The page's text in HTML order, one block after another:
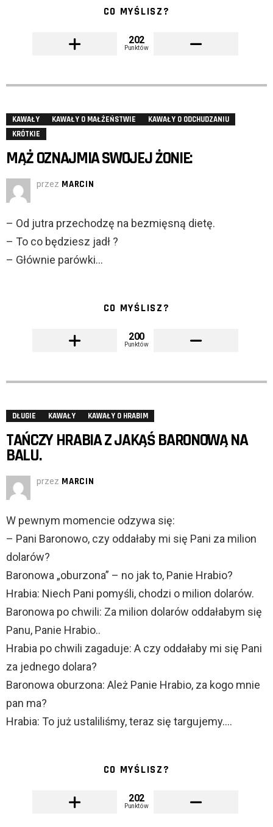
CO MYŚLISZ?
202
Punktów
KAWAŁY KAWAŁY O MAŁŻEŃSTWIE
KAWAŁY O ODCHUDZANIU
KRÓTKIE
MĄŻ OZNAJMIA SWOJEJ ŻONIE:
przez MARCIN
– Od jutra przechodzę na bezmięsną dietę.
– To co będziesz jadł ?
– Głównie parówki…
CO MYŚLISZ?
200
Punktów
DŁUGIE KAWAŁY KAWAŁY O HRABIM
TAŃCZY HRABIA Z JAKĄŚ BARONOWĄ NA
BALU.
przez MARCIN
W pewnym momencie odzywa się:
– Pani Baronowo, czy oddałaby mi się Pani za milion
dolarów?
Baronowa „oburzona” – no jak to, Panie Hrabio?
Hrabia: Niech Pani pomyśli, chodzi o milion dolarów.
Baronowa po chwili: Za milion dolarów oddałabym się
Panu, Panie Hrabio..
Hrabia po chwili zagaduje: A czy oddałaby mi się Pani
za jednego dolara?
Baronowa oburzona: Ależ Panie Hrabio, za kogo mnie
pan ma?
Hrabia: To już ustaliliśmy, teraz się targujemy….
CO MYŚLISZ?
202
Punktów